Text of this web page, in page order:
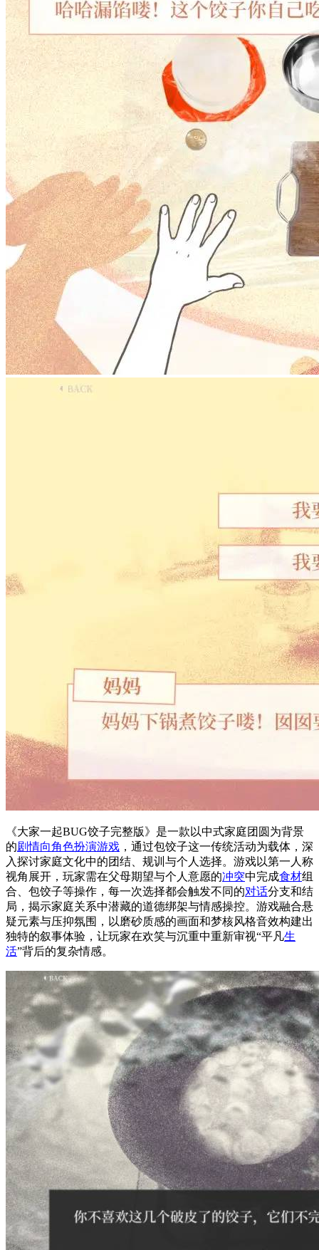
《大家一起BUG饺子完整版》是一款以中式家庭团圆为背景
的剧情向角色扮演游戏 ，通过包饺子这一传统活动为载体，深
入探讨家庭文化中的团结、规训与个人选择。游戏以第一人称
视角展开，玩家需在父母期望与个人意愿的冲突中完成食材组
合、包饺子等操作，每一次选择都会触发不同的对话分支和结
局，揭示家庭关系中潜藏的道德绑架与情感操控。游戏融合悬
疑元素与压抑氛围，以磨砂质感的画面和梦核风格音效构建出
独特的叙事体验，让玩家在欢笑与沉重中重新审视“平凡生
活”背后的复杂情感。